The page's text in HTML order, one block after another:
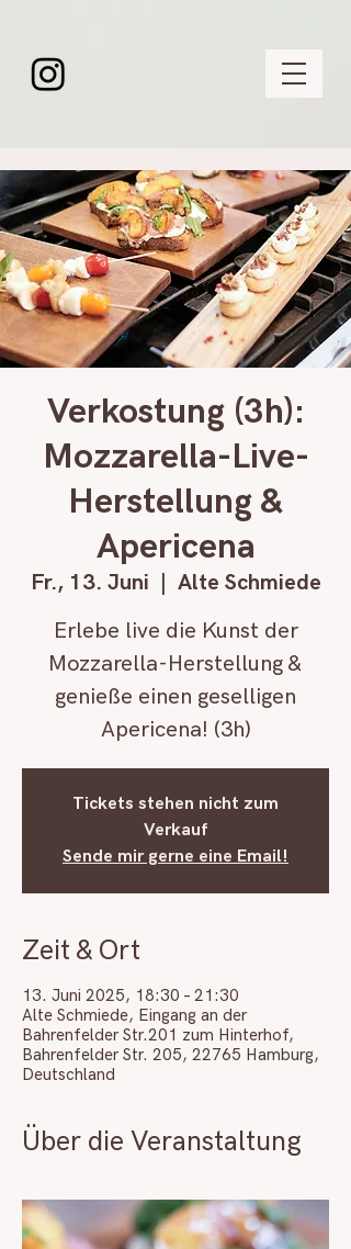
Verkostung (3h):
Mozzarella-Live-
Herstellung &
Apericena
Fr., 13. Juni
Alte Schmiede
Erlebe live die Kunst der
Mozzarella-Herstellung &
genieße einen geselligen
Apericena! (3h)
Tickets stehen nicht zum
Verkauf
Sende mir gerne eine Email!
Zeit & Ort
13. Juni 2025, 18:30 – 21:30
Alte Schmiede, Eingang an der
Bahrenfelder Str.201 zum Hinterhof,
Bahrenfelder Str. 205, 22765 Hamburg,
Deutschland
Über die Veranstaltung